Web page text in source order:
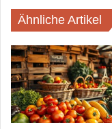
Ähnliche Artikel